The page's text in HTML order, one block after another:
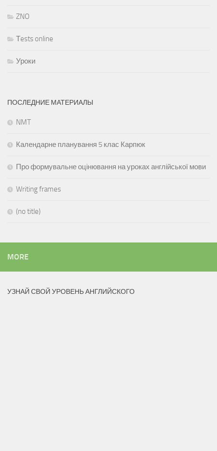
ZNO
Тests online
Уроки
ПОСЛЕДНИЕ МАТЕРИАЛЫ
NMT
Календарне планування 5 клас Карпюк
Про формувальне оцінювання на уроках англійської мови
Writing frames
(no title)
MORE
УЗНАЙ СВОЙ УРОВЕНЬ АНГЛИЙСКОГО